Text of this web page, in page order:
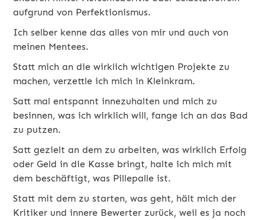
aufgrund von Perfektionismus.
Ich selber kenne das alles von mir und auch von
meinen Mentees.
Statt mich an die wirklich wichtigen Projekte zu
machen, verzettle ich mich in Kleinkram.
Satt mal entspannt innezuhalten und mich zu
besinnen, was ich wirklich will, fange ich an das Bad
zu putzen.
Satt gezielt an dem zu arbeiten, was wirklich Erfolg
oder Geld in die Kasse bringt, halte ich mich mit
dem beschäftigt, was Pillepalle ist.
Statt mit dem zu starten, was geht, hält mich der
Kritiker und innere Bewerter zurück, weil es ja noch